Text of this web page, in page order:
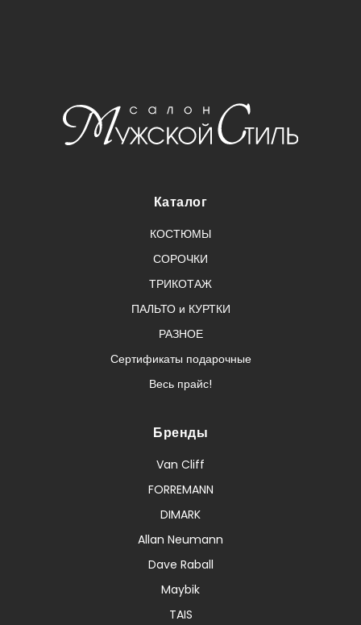
Каталог
КОСТЮМЫ
СОРОЧКИ
ТРИКОТАЖ
ПАЛЬТО и КУРТКИ
РАЗНОЕ
Сертификаты подарочные
Весь прайс!
Бренды
Van Cliff
FORREMANN
DIMARK
Allan Neumann
Dave Raball
Maybik
TAIS